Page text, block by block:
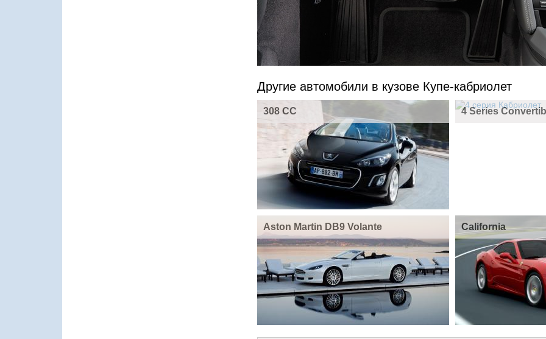
Другие автомобили в кузове Купе-кабриолет
308 CC 4 Series
Aston Martin DB9 Volante California